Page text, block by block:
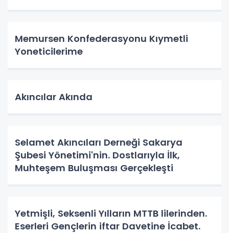
Memursen Konfederasyonu Kıymetli
Yoneticilerime
Akıncılar Akında
Selamet Akıncıları Derneği Sakarya
Şubesi Yönetimi'nin. Dostlarıyla İlk,
Muhteşem Buluşması Gerçekleşti
Yetmişli, Seksenli Yılların MTTB lilerinden.
Eserleri Gençlerin iftar Davetine İcabet.